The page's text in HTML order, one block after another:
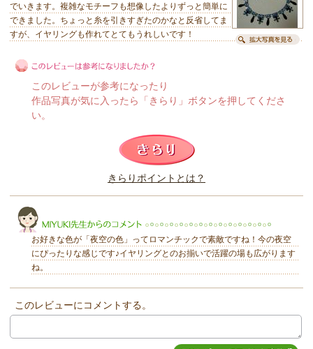
でいきます。複雑なモチーフも想像したよりずっと簡単に
できました。ちょっと糸を引きすぎたのかなと反省してま
すが、イヤリングも作れてとてもうれしいです！
このレビューは参考になりましたか？
このレビューが参考になったり
作品写真が気に入ったら「きらり」ボタンを押してくださ
い。
きらりポイントとは？
MIYUKI先生からのコメント
お好きな色が「夜空の色」ってロマンチックで素敵ですね！今の夜空
にぴったりな感じです♪イヤリングとのお揃いで活躍の場も広がります
ね。
このレビューにコメントする。